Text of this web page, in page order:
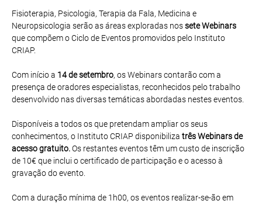
Fisioterapia, Psicologia, Terapia da Fala, Medicina e
Neuropsicologia serão as áreas exploradas nossete Webinars
que compõem o Ciclo de Eventos promovidos pelo Instituto
CRIAP.
Com início a 14 de setembro, os Webinars contarão com a
presença de oradores especialistas, reconhecidos pelo trabalho
desenvolvido nas diversas temáticas abordadas nestes eventos.
Disponíveis a todos os que pretendam ampliar os seus
conhecimentos, o Instituto CRIAP disponibiliza três Webinars de
acesso gratuito.Os restantes eventos têm um custo de inscrição
de 10€ que inclui o certificado de participação e o acesso à
gravação do evento.
Com a duração mínima de 1h00, os eventos realizar-se-ão em